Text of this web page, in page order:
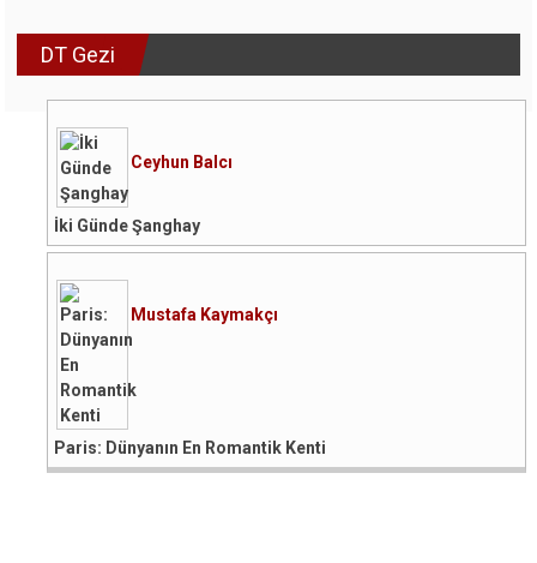
DT Gezi
Ceyhun Balcı
İki Günde Şanghay
Mustafa Kaymakçı
Paris: Dünyanın En Romantik Kenti